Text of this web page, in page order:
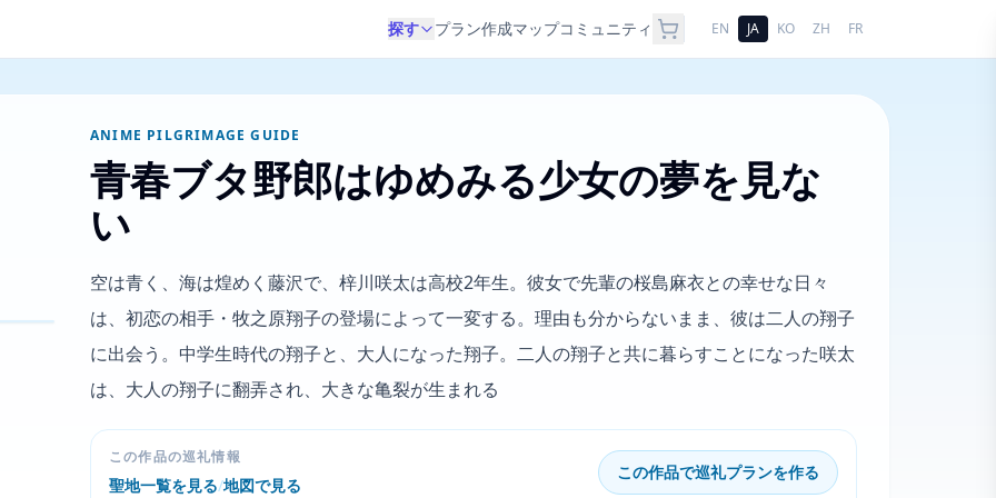
探す プラン作成マップコミュニティ EN JA KO ZH FR
ANIME PILGRIMAGE GUIDE
青春ブタ野郎はゆめみる少女の夢を見な
い
空は青く、海は煌めく藤沢で、梓川咲太は高校2年生。彼女で先輩の桜島麻衣との幸せな日々
は、初恋の相手・牧之原翔子の登場によって一変する。理由も分からないまま、彼は二人の翔子
に出会う。中学生時代の翔子と、大人になった翔子。二人の翔子と共に暮らすことになった咲太
は、大人の翔子に翻弄され、大きな亀裂が生まれる
この作品の巡礼情報
聖地一覧を見る/地図で見る
この作品で巡礼プランを作る